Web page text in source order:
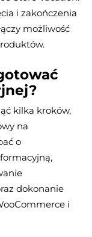
i zakończenia
możliwość
kilka kroków,
na
o
dokonanie
i